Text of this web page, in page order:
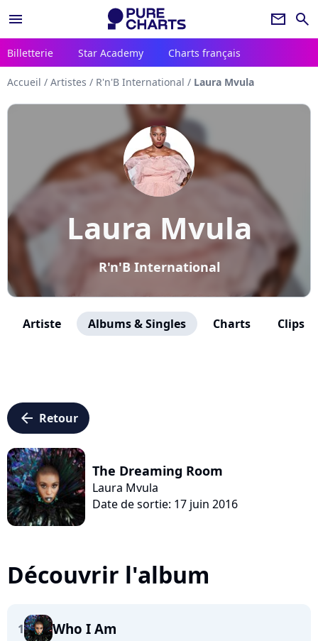
menu newsletter search
Billetterie Star Academy Charts français
Accueil / Artistes / R'n'B International / Laura Mvula
Laura Mvula
R'n'B International
Artiste Albums & Singles Charts Clips
arrow_left Retour
The Dreaming Room
Laura Mvula
Date de sortie: 17 juin 2016
Découvrir l'album
1 Who I Am